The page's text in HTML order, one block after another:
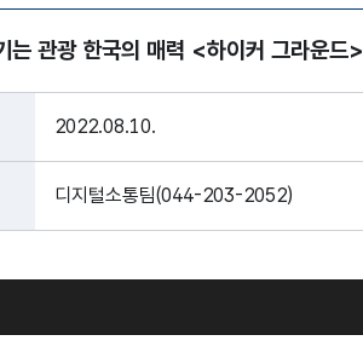
는 관광 한국의 매력 <하이커 그라운드>
2022.08.10.
디지털소통팀(044-203-2052)